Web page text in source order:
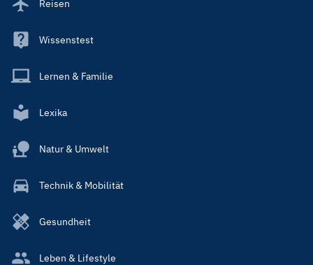
Reisen
Wissenstest
Lernen & Familie
Lexika
Natur & Umwelt
Technik & Mobilität
Gesundheit
Leben & Lifestyle